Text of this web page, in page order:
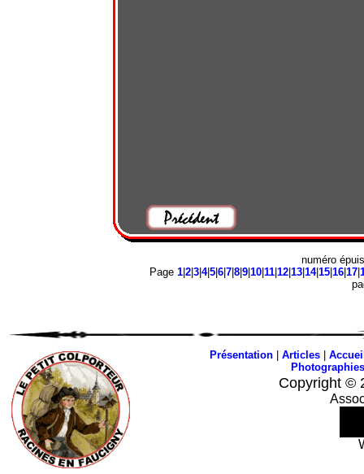
numéro
Page 1| 2| 3| 4|5| 6| 7| 8| 9| 10| 11| 12| 13| 14|15| 16| 17|
Présentation| Articles|
Photographies
Copyright ©